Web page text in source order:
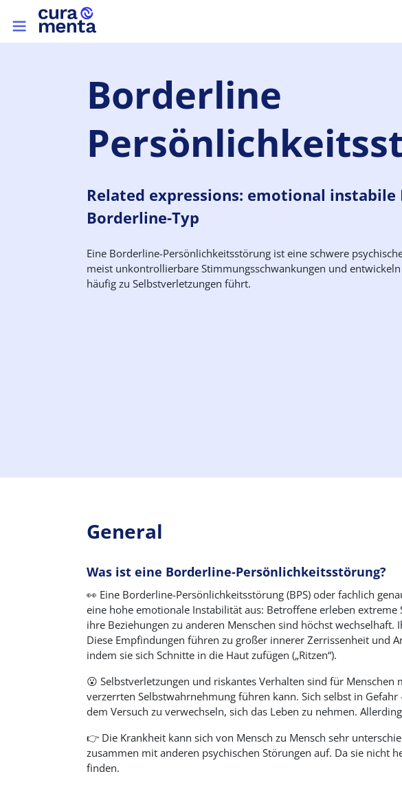
Skip to main content
Top menu
Borderline
Related expressions: emotional
Borderline-Typ
Eine Borderline-Persönlichkeitsstörung ist eine schwere
meist unkontrollierbare Stimmungsschwankungen und
häufig zu Selbstverletzungen führt.
General
Was ist eine Borderline-Persönlichkeitsstörung?
👀 Eine Borderline-Persönlichkeitsstörung (BPS) oder fachlich
eine hohe emotionale Instabilität aus: Betroffene erleben
ihre Beziehungen zu anderen Menschen sind höchst
Diese Empfindungen führen zu großer innerer Zerrissenheit und
indem sie sich Schnitte in die Haut zufügen („Ritzen“).
😮 Selbstverletzungen und riskantes Verhalten sind für
verzerrten Selbstwahrnehmung führen kann. Sich selbst in
dem Versuch zu verwechseln, sich das Leben zu nehmen.
👉 Die Krankheit kann sich von Mensch zu Mensch sehr
zusammen mit anderen psychischen Störungen auf. Da sie nicht
finden.